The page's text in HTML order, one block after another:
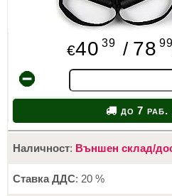
€40 39 / 78 99
до 7 раб.
Наличност: Външен склад/
Ставка ДДС: 20 %